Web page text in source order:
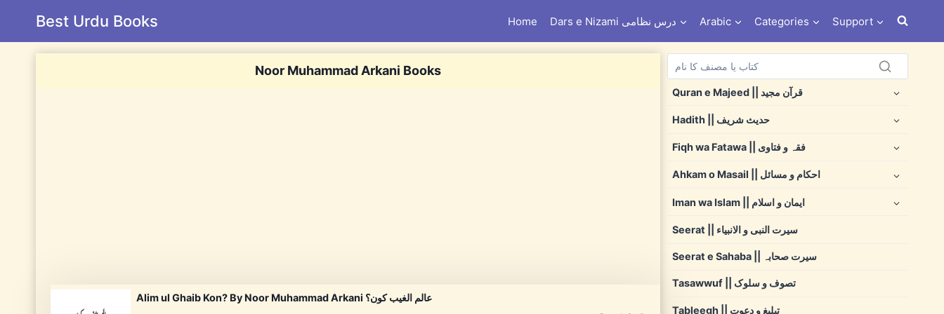
Best Urdu Books Home Dars e Nizami درس نظامی Arabic Categories Support
Noor Muhammad Arkani Books
Alim ul Ghaib Kon? By Noor Muhammad Arkani عالم الغیب کون؟
Quran e Majeed || قرآن مجید
Hadith || حدیث شریف
Fiqh wa Fatawa || فقہ و فتاوی
Ahkam o Masail || احکام و مسائل
Iman wa Islam || ایمان و اسلام
Seerat || سیرت النبی و الانبیاء
Seerat e Sahaba || سیرت صحابہ
Tasawwuf || تصوف و سلوک
Tableegh || تبلیغ و دعوت